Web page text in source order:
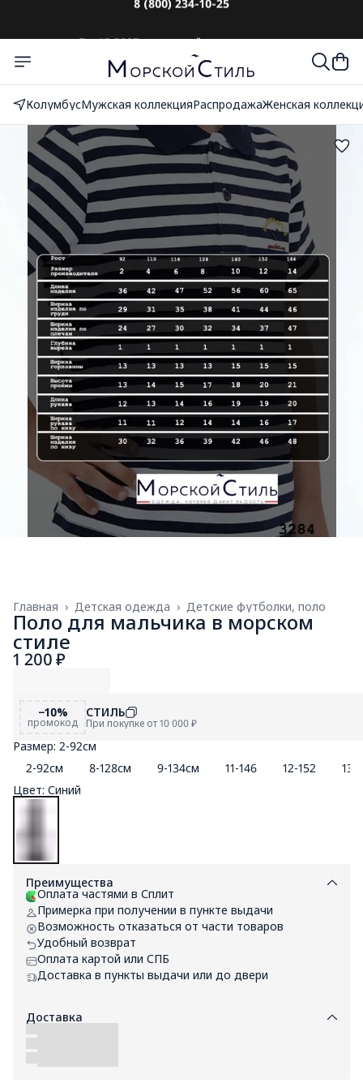
КолумбусМужская коллекцияРаспродажаЖенская
Детские футболки, поло
Детская одежда ›
Главная ›
Поло для мальчика в морском
стиле
1 200 ₽
−10%
промокод
СТИЛЬ
При покупке от 10 000 ₽
Размер: 2-92см
2-92см
8-128см 9-134см 11-146 12-152
13-
Цвет: Синий
Преимущества
Оплата частями в Сплит
Примерка при получении в пункте выдачи
Возможность отказаться от части товаров
Удобный возврат
Оплата картой или СПБ
Доставка в пункты выдачи или до двери
Доставка